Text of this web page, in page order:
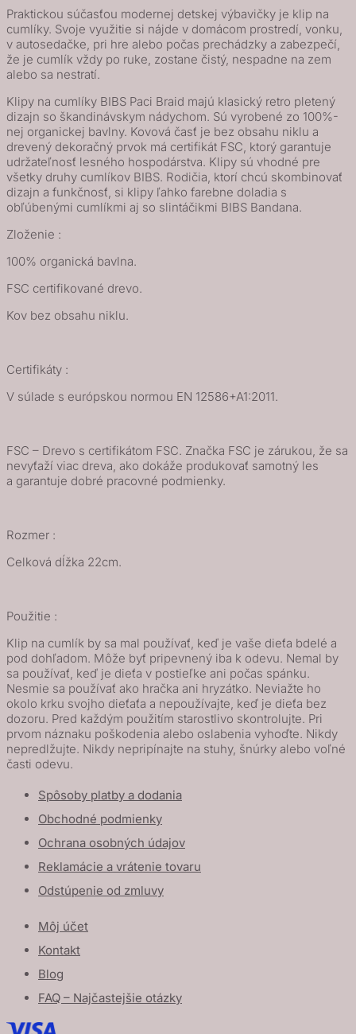
Pale
Butter
/
Ivory
Praktickou súčasťou modernej detskej výbavičky je klip na
cumlíky. Svoje využitie si nájde v domácom prostredí, vonku,
v autosedačke, pri hre alebo počas prechádzky a zabezpečí,
že je cumlík vždy po ruke, zostane čistý, nespadne na zem
alebo sa nestratí.
Klipy na cumlíky BIBS Paci Braid majú klasický retro pletený
dizajn so škandinávskym nádychom. Sú vyrobené zo 100%-
nej organickej bavlny. Kovová časť je bez obsahu niklu a
drevený dekoračný prvok má certifikát FSC, ktorý garantuje
udržateľnosť lesného hospodárstva. Klipy sú vhodné pre
všetky druhy cumlíkov BIBS. Rodičia, ktorí chcú skombinovať
dizajn a funkčnosť, si klipy ľahko farebne doladia s
obľúbenými cumlíkmi aj so slintáčikmi BIBS Bandana.
Zloženie :
100% organická bavlna.
FSC certifikované drevo.
Kov bez obsahu niklu.
Certifikáty :
V súlade s európskou normou EN 12586+A1:2011.
FSC – Drevo s certifikátom FSC. Značka FSC je zárukou, že sa
nevyťaží viac dreva, ako dokáže produkovať samotný les
a garantuje dobré pracovné podmienky.
Rozmer :
Celková dĺžka 22cm.
Použitie :
Klip na cumlík by sa mal používať, keď je vaše dieťa bdelé a
pod dohľadom. Môže byť pripevnený iba k odevu. Nemal by
sa používať, keď je dieťa v postieľke ani počas spánku.
Nesmie sa používať ako hračka ani hryzátko. Neviažte ho
okolo krku svojho dieťaťa a nepoužívajte, keď je dieťa bez
dozoru. Pred každým použitím starostlivo skontrolujte. Pri
prvom náznaku poškodenia alebo oslabenia vyhoďte. Nikdy
nepredlžujte. Nikdy nepripínajte na stuhy, šnúrky alebo voľné
časti odevu.
Spôsoby platby a dodania
Obchodné podmienky
Ochrana osobných údajov
Reklamácie a vrátenie tovaru
Odstúpenie od zmluvy
Môj účet
Kontakt
Blog
FAQ – Najčastejšie otázky